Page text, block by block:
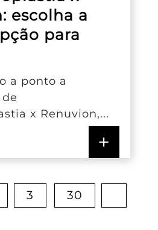
escolha a
para
a ponto a
x Renuvion,...
+
3 30